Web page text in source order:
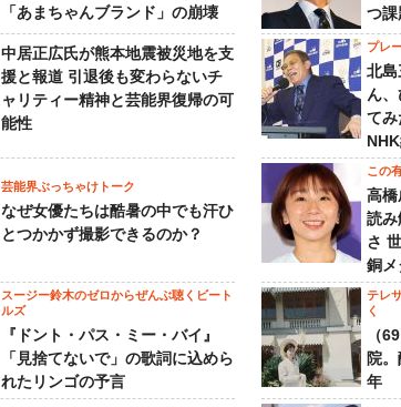
「あまちゃんブランド」の崩壊
つ課
中居正広氏が熊本地震被災地を支
援と報道 引退後も変わらないチ
ャリティー精神と芸能界復帰の可
能性
プレ
北島
ん
てみ
芸能界ぶっちゃけトーク
なぜ女優たちは酷暑の中でも汗ひ
とつかかず撮影できるのか？
この
高
読み
さ
銅メ
スージー鈴木のゼロからぜんぶ聴くビート
ルズ
『ドント・パス・ミー・バイ』
「見捨てないで」の歌詞に込めら
れたリンゴの予言
テレ
く
（
院
年